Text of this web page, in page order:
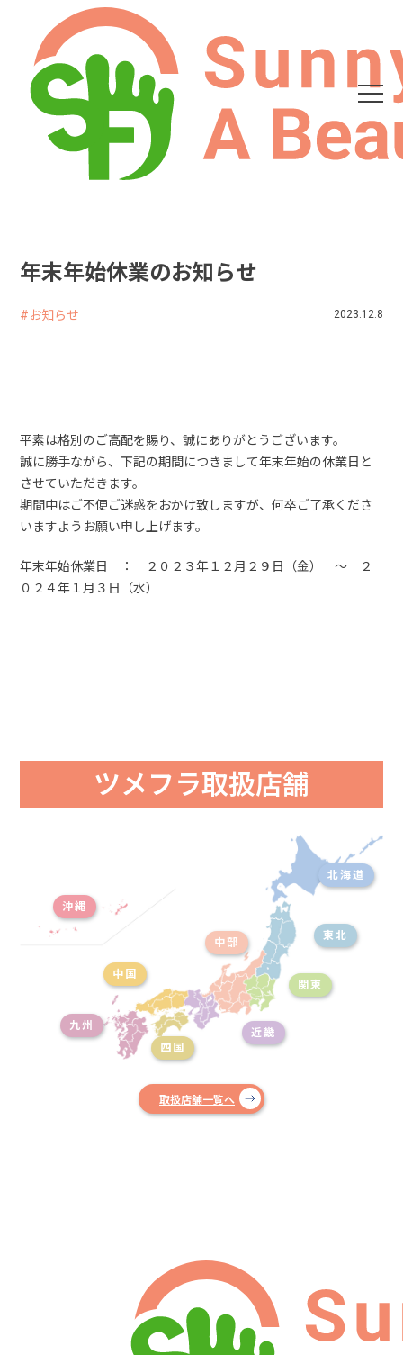
年末年始休業のお知らせ
2023.12.8
お知らせ
平素は格別のご高配を賜り、誠にありがとうございます。
誠に勝手ながら、下記の期間につきまして年末年始の休業日と
させていただきます。
期間中はご不便ご迷惑をおかけ致しますが、何卒ご了承くださ
いますようお願い申し上げます。
年末年始休業日 ： ２０２３年１２月２９日（金） ～ ２
０２４年１月３日（水）
ツメフラ取扱店舗
北海道
東北
関東
中部
近畿
中国
四国
九州
沖縄
取扱店舗一覧へ